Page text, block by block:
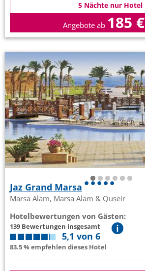
5 Nächte nur Hotel
Angebote ab 185 €
Jaz Grand Marsa
Marsa Alam, Marsa Alam & Quseir
Hotelbewertungen von Gästen:
139 Bewertungen insgesamt
5,1 von 6
83.5 % empfehlen dieses Hotel